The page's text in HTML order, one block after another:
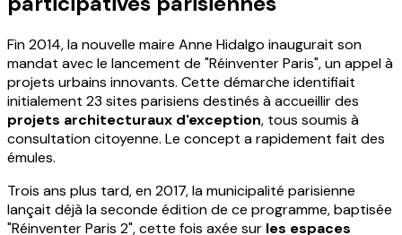
Fin 2014, la nouvelle maire Anne Hidalgo inaugurait son
mandat avec le lancement de "Réinventer Paris", un appel à
projets urbains innovants. Cette démarche identifiait
initialement 23 sites parisiens destinés à accueillir des
projets architecturaux d'exception, tous soumis à
consultation citoyenne. Le concept a rapidement fait des
émules.
Trois ans plus tard, en 2017, la municipalité parisienne
lançait déjà la seconde édition de ce programme, baptisée
"Réinventer Paris 2", cette fois axée sur les espaces